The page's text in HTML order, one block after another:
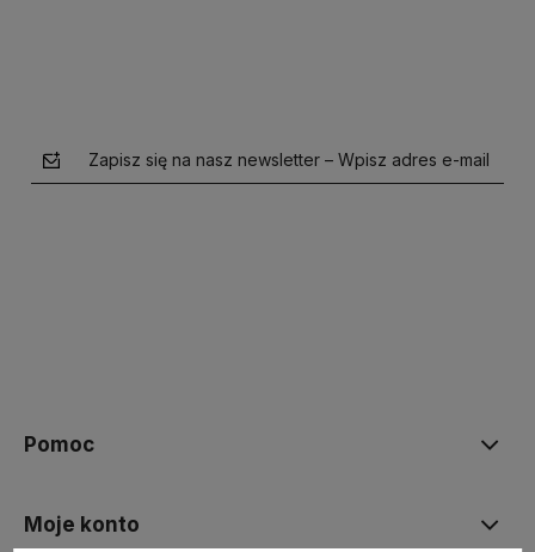
Zapisz się na nasz newsletter – Wpisz adres e-mail
Pomoc
Moje konto